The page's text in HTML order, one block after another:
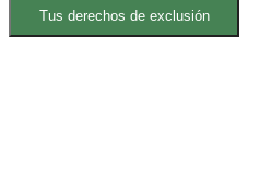
Tus derechos de exclusión